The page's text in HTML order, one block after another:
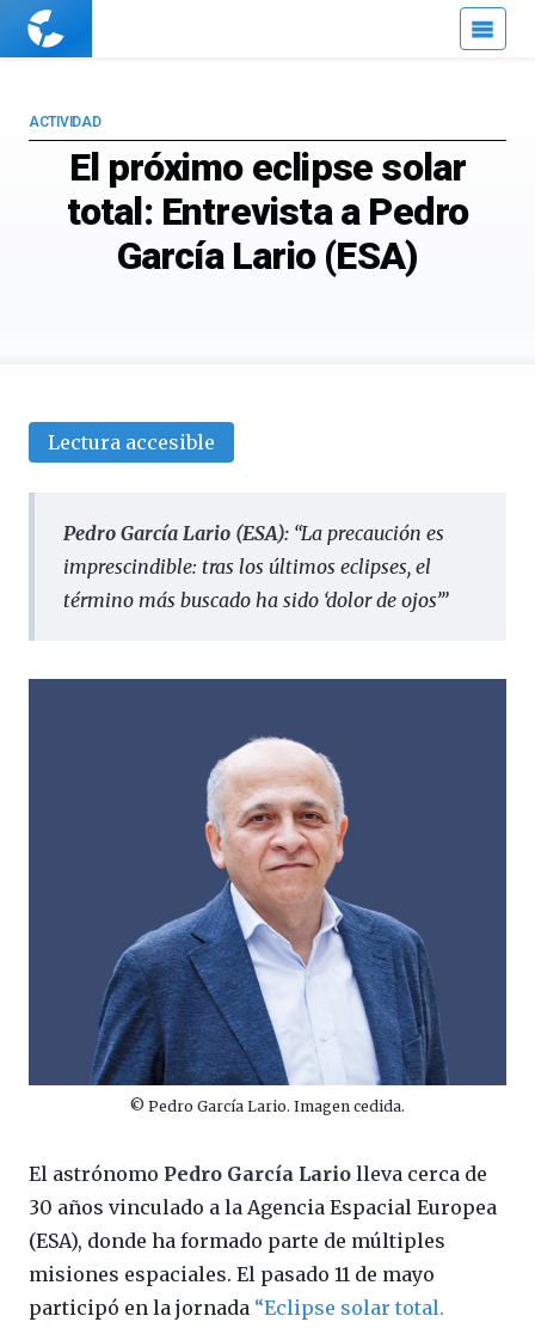
Cuaderno
El próximo eclipse solar
total: Entrevista a Pedro
García Lario (ESA)
ACTIVIDAD
Lectura accesible
Pedro García Lario (ESA): “La precaución es
imprescindible: tras los últimos eclipses, el
término más buscado ha sido ‘dolor de ojos’”
© Pedro García Lario. Imagen cedida.
El astrónomo Pedro García Lario lleva cerca de
30 años vinculado a la Agencia Espacial Europea
(ESA), donde ha formado parte de múltiples
misiones espaciales. El pasado 11 de mayo
participó en la jornada “Eclipse solar total.